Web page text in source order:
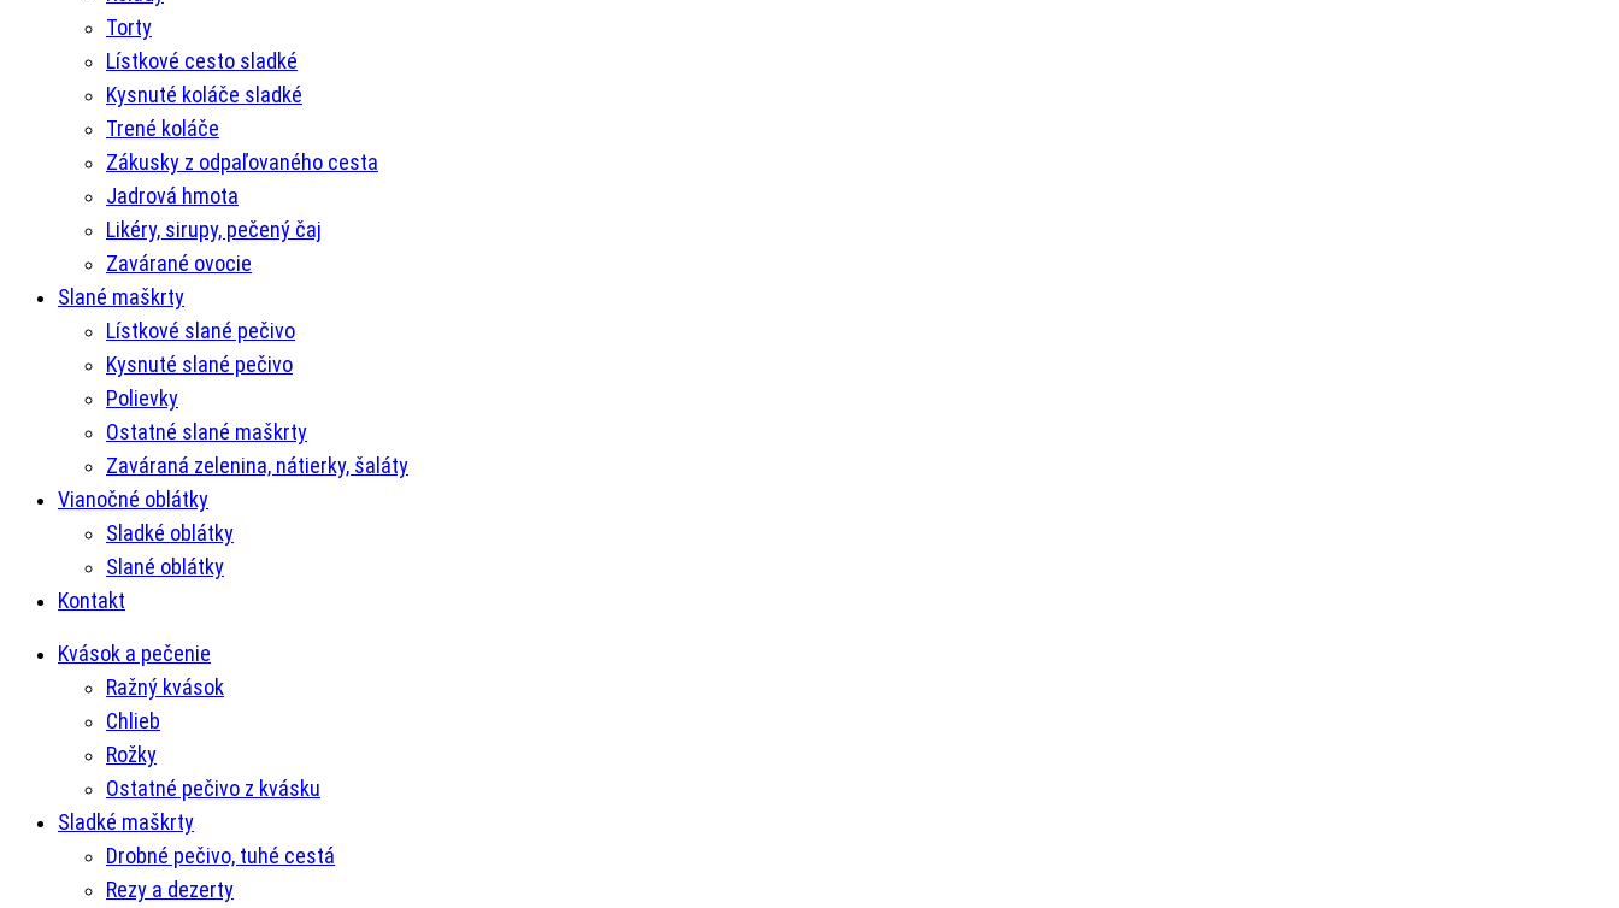
Torty
Lístkové cesto sladké
Kysnuté koláče sladké
Trené koláče
Zákusky z odpaľovaného cesta
Jadrová hmota
Likéry, sirupy, pečený čaj
Zavárané ovocie
Slané maškrty
Lístkové slané pečivo
Kysnuté slané pečivo
Polievky
Ostatné slané maškrty
Zaváraná zelenina, nátierky, šaláty
Vianočné oblátky
Sladké oblátky
Slané oblátky
Kontakt
Kvások a pečenie
Ražný kvások
Chlieb
Rožky
Ostatné pečivo z kvásku
Sladké maškrty
Drobné pečivo, tuhé cestá
Rezy a dezerty